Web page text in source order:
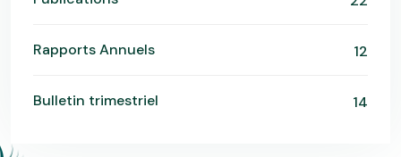
Rapports Annuels 12
Bulletin trimestriel 14